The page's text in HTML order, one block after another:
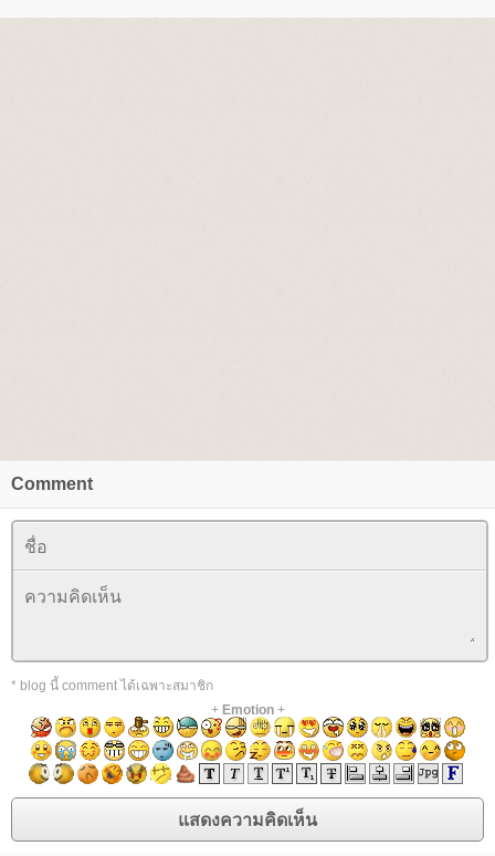
Comment
* blog นี้ comment ได้เฉพาะสมาชิก
+ Emotion+